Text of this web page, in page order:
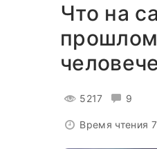
Что на
5217 9
Время чтения